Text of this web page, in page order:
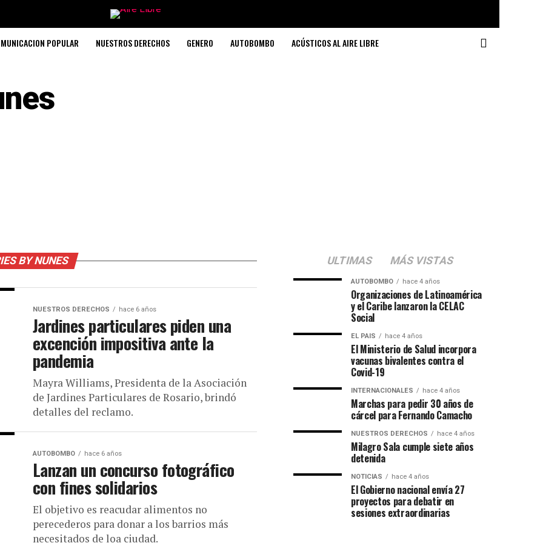
POPULAR NUESTROS DERECHOS GENERO AUTOBOMBO ACÚSTICOS AL AIRE LIBRE
BY NUNES
NUESTROS DERECHOS hace 6 años
Jardines particulares piden una
excención impositiva ante la
pandemia
Mayra Williams, Presidenta de la Asociación
de Jardines Particulares de Rosario, brindó
detalles del reclamo.
AUTOBOMBO hace 6 años
Lanzan un concurso fotográfico
con fines solidarios
El objetivo es reacudar alimentos no
perecederos para donar a los barrios más
necesitados de loa ciudad.
ULTIMAS MÁS VISTAS
AUTOBOMBO hace 4 años
Organizaciones de Latinoamérica
y el Caribe lanzaron la CELAC
Social
EL PAIS hace 4 años
El Ministerio de Salud incorpora
vacunas bivalentes contra el
Covid-19
INTERNACIONALES hace 4 años
Marchas para pedir 30 años de
cárcel para Fernando Camacho
NUESTROS DERECHOS hace 4 años
Milagro Sala cumple siete años
detenida
NOTICIAS hace 4 años
El Gobierno nacional envía 27
proyectos para debatir en
sesiones extraordinarias